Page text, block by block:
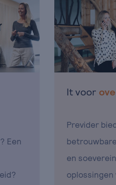
Een
It voor
Previder
en
oplossingen